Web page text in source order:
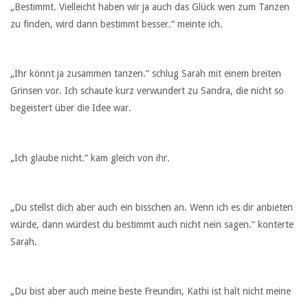
„Bestimmt. Vielleicht haben wir ja auch das Glück wen zum Tanzen
zu finden, wird dann bestimmt besser.“ meinte ich.
„Ihr könnt ja zusammen tanzen.“ schlug Sarah mit einem breiten
Grinsen vor. Ich schaute kurz verwundert zu Sandra, die nicht so
begeistert über die Idee war.
„Ich glaube nicht.“ kam gleich von ihr.
„Du stellst dich aber auch ein bisschen an. Wenn ich es dir anbieten
würde, dann würdest du bestimmt auch nicht nein sagen.“ konterte
Sarah.
„Du bist aber auch meine beste Freundin, Kathi ist halt nicht meine